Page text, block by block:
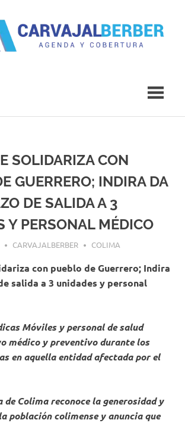
SOLIDARIZA CON
GUERRERO; INDIRA DA
DE SALIDA A 3
Y PERSONAL MÉDICO
CARVAJALBERBER COLIMA
con pueblo de Guerrero; Indira
salida a 3 unidades y personal
Móviles y personal de salud
médico y preventivo durante los
en aquella entidad afectada por el
de Colima reconoce la generosidad y
población colimense y anuncia que